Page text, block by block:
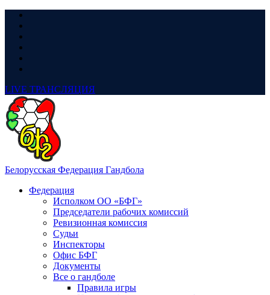
LIVE ТРАНСЛЯЦИЯ
Белорусская Федерация Гандбола
Федерация
Исполком ОО «БФГ»
Председатели рабочих комиссий
Ревизионная комиссия
Судьи
Инспекторы
Офис БФГ
Документы
Все о гандболе
Правила игры